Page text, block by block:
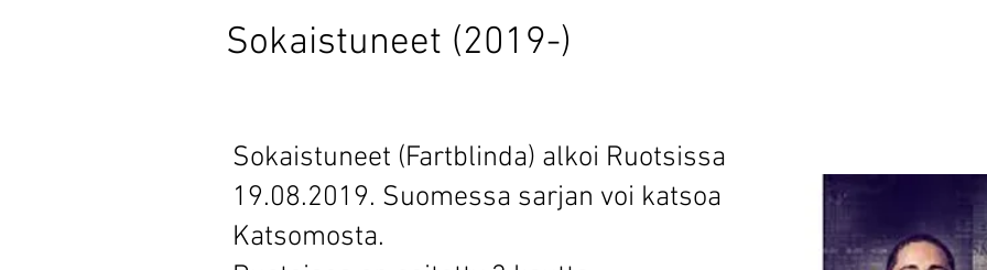
Sokaistuneet (2019-)
Sokaistuneet (Fartblinda) alkoi Ruotsissa
19.08.2019. Suomessa sarjan voi katsoa
Katsomosta.